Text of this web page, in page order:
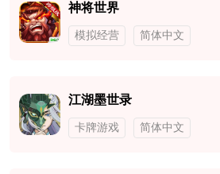
神将世界
模拟经营 简体中文
江湖墨世录
卡牌游戏 简体中文